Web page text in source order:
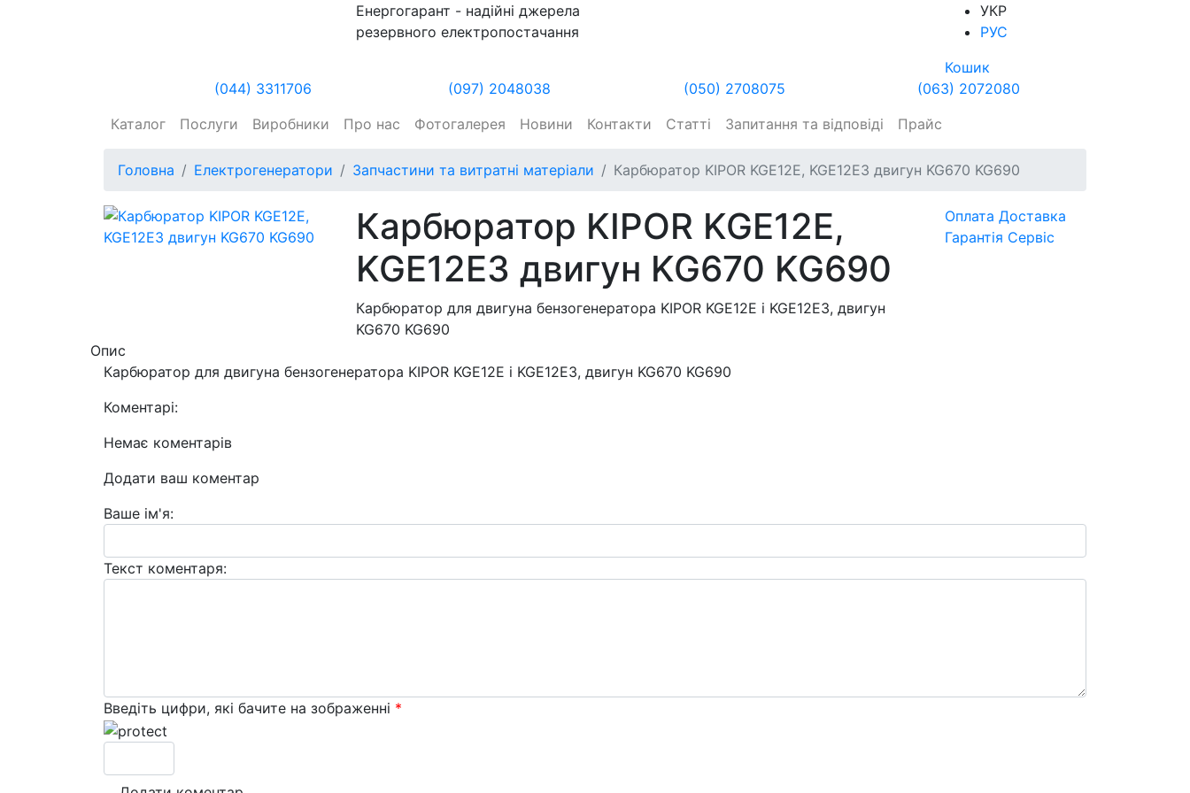
Енергогарант - надійні джерела
резервного електропостачання
УКР
РУС
Кошик
(044) 3311706
(097) 2048038 (050) 2708075
(063) 2072080
Каталог
Послуги Виробники Про нас Фотогалерея Новини Контакти Статті Запитання та відповіді Прайс
Головна Електрогенератори Запчастини та витратні матеріали Карбюратор KIPOR KGE12E, KGE12E3 двигун KG670 KG690
Карбюратор KIPOR KGE12E,
KGE12E3 двигун KG670 KG690
Карбюратор для двигуна бензогенератора KIPOR KGE12E і KGE12E3, двигун
KG670 KG690
Оплата Доставка
Гарантія Сервіс
Опис
Карбюратор для двигуна бензогенератора KIPOR KGE12E і KGE12E3, двигун KG670 KG690
Коментарі:
Немає коментарів
Додати ваш коментар
Ваше ім'я:
Текст коментаря:
Введіть цифри, які бачите на зображенні *